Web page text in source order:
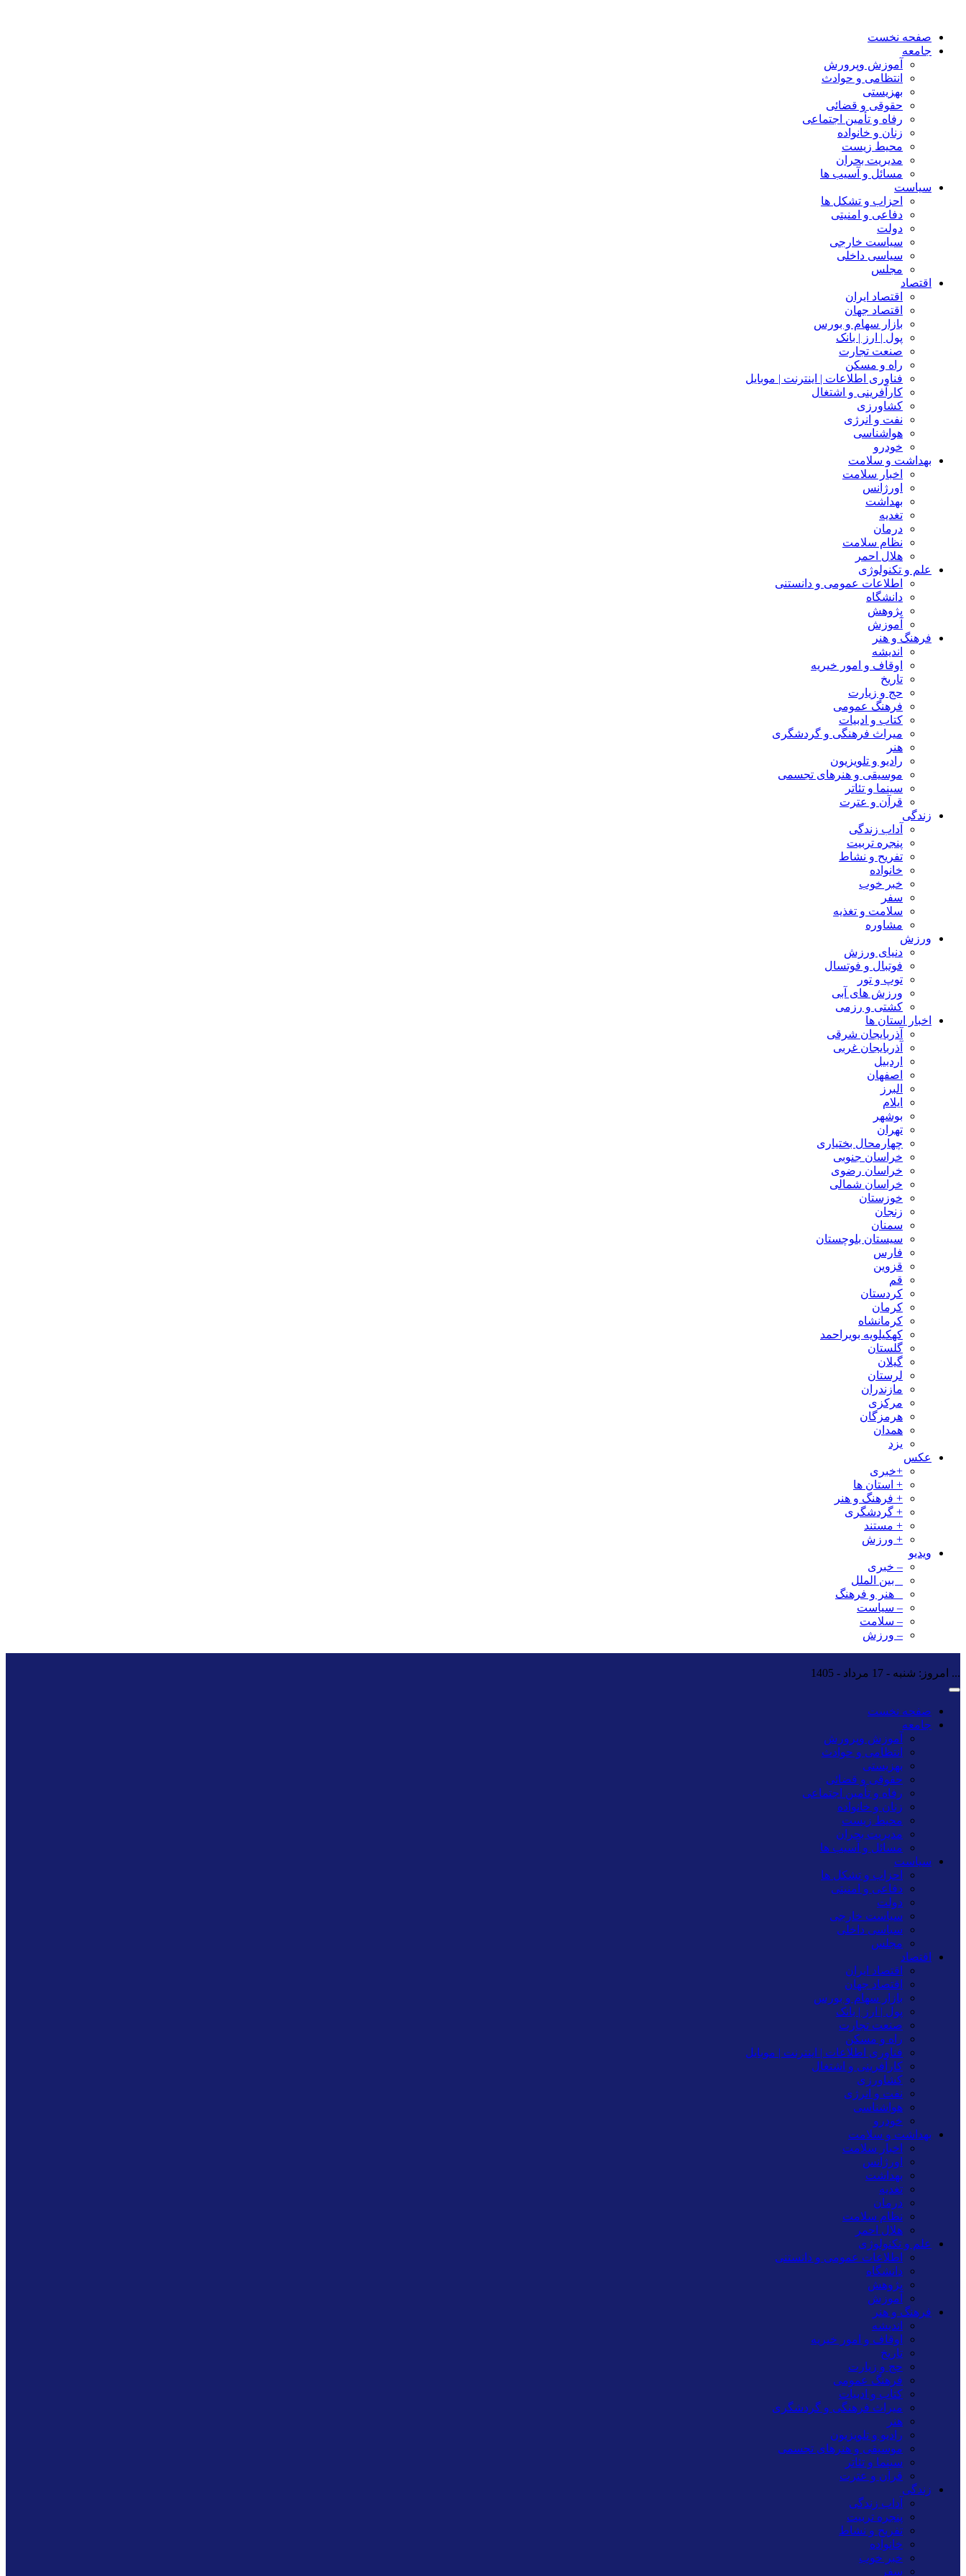
صفحه نخست
جامعه
آموزش وپرورش
انتظامی و حوادث
بهزیستی
حقوقی و قضائی
رفاه و تأمین اجتماعی
زنان و خانواده
محیط زیست
مدیریت بحران
مسائل و آسیب ها
سیاست
احزاب و تشکل ها
دفاعی و امنیتی
دولت
سیاست خارجی
سیاسی داخلی
مجلس
اقتصاد
اقتصاد ایران
اقتصاد جهان
بازار سهام و بورس
پول | ارز | بانک
صنعت تجارت
راه و مسکن
فناوری اطلاعات | اینترنت | موبایل
کارآفرینی و اشتغال
کشاورزی
نفت و انرژی
هواشناسی
خودرو
بهداشت و سلامت
اخبار سلامت
اورژانس
بهداشت
تغدیه
درمان
نظام سلامت
هلال احمر
علم و تکنولوژی
اطلاعات عمومی و دانستنی
دانشگاه
پژوهش
آموزش
فرهنگ و هنر
اندیشه
اوقاف و امور خیریه
تاریخ
حج و زیارت
فرهنگ عمومی
کتاب و ادبیات
میراث فرهنگی و گردشگری
هنر
رادیو و تلویزیون
موسیقی و هنرهای تجسمی
سینما و تئاتر
قرآن و عترت
زندگی
آداب زندگی
پنجره تربیت
تفریح و نشاط
خانواده
خبر خوب
سفر
سلامت و تغذیه
مشاوره
ورزش
دنیای ورزش
فوتبال و فوتسال
توپ و تور
ورزش های آبی
کشتی و رزمی
اخبار استان ها
آذربایجان شرقی
آذربایجان غربی
اردبیل
اصفهان
البرز
ایلام
بوشهر
تهران
چهارمحال بختیاری
خراسان جنوبی
خراسان رضوی
خراسان شمالی
خوزستان
زنجان
سمنان
سیستان بلوچستان
فارس
قزوین
قم
کردستان
کرمان
کرمانشاه
کهکیلویه بویراحمد
گلستان
گیلان
لرستان
مازندران
مرکزی
هرمزگان
همدان
یزد
عکس
+خبری
+ استان ها
+ فرهنگ و هنر
+ گردشگری
+ مستند
+ ورزش
ویدیو
– خبری
_ بین الملل
_ هنر و فرهنگ
– سیاست
– سلامت
– ورزش
... امروز: شنبه - 17 مرداد - 1405
صفحه نخست
جامعه
آموزش وپرورش
انتظامی و حوادث
بهزیستی
حقوقی و قضائی
رفاه و تأمین اجتماعی
زنان و خانواده
محیط زیست
مدیریت بحران
مسائل و آسیب ها
سیاست
احزاب و تشکل ها
دفاعی و امنیتی
دولت
سیاست خارجی
سیاسی داخلی
مجلس
اقتصاد
اقتصاد ایران
اقتصاد جهان
بازار سهام و بورس
پول | ارز | بانک
صنعت تجارت
راه و مسکن
فناوری اطلاعات | اینترنت | موبایل
کارآفرینی و اشتغال
کشاورزی
نفت و انرژی
هواشناسی
خودرو
بهداشت و سلامت
اخبار سلامت
اورژانس
بهداشت
تغدیه
درمان
نظام سلامت
هلال احمر
علم و تکنولوژی
اطلاعات عمومی و دانستنی
دانشگاه
پژوهش
آموزش
فرهنگ و هنر
اندیشه
اوقاف و امور خیریه
تاریخ
حج و زیارت
فرهنگ عمومی
کتاب و ادبیات
میراث فرهنگی و گردشگری
هنر
رادیو و تلویزیون
موسیقی و هنرهای تجسمی
سینما و تئاتر
قرآن و عترت
زندگی
آداب زندگی
پنجره تربیت
تفریح و نشاط
خانواده
خبر خوب
سفر